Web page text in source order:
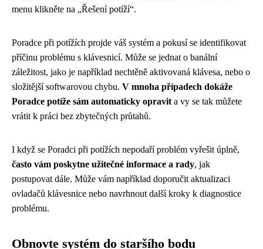
menu klikněte na „Řešení potíží“.
Poradce při potížích projde váš systém a pokusí se identifikovat
příčinu problému s klávesnicí. Může se jednat o banální
záležitost, jako je například nechtěně aktivovaná klávesa, nebo o
složitější softwarovou chybu. V mnoha případech dokáže
Poradce potíže sám automaticky opravit a vy se tak můžete
vrátit k práci bez zbytečných průtahů.
I když se Poradci při potížích nepodaří problém vyřešit úplně,
často vám poskytne užitečné informace a rady, jak
postupovat dále. Může vám například doporučit aktualizaci
ovladačů klávesnice nebo navrhnout další kroky k diagnostice
problému.
Obnovte systém do staršího bodu